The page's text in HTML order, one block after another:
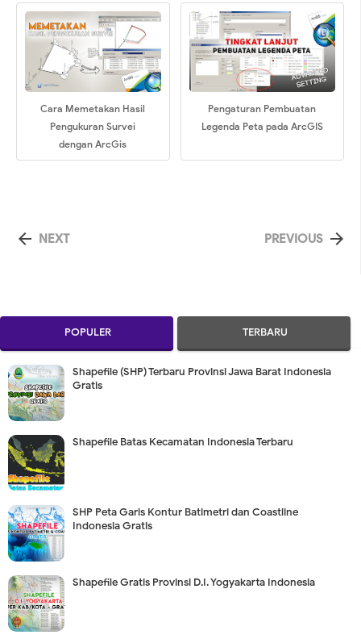
Cara Memetakan Hasil
Pengukuran Survei
dengan ArcGis
Pengaturan Pembuatan
Legenda Peta pada ArcGIS
 NEXT 
PREVIOUS
POPULER TERBARU
Shapefile (SHP) Terbaru Provinsi Jawa Barat Indonesia
Gratis
Shapefile Batas Kecamatan Indonesia Terbaru
SHP Peta Garis Kontur Batimetri dan Coastline
Indonesia Gratis
Shapefile Gratis Provinsi D.I. Yogyakarta Indonesia